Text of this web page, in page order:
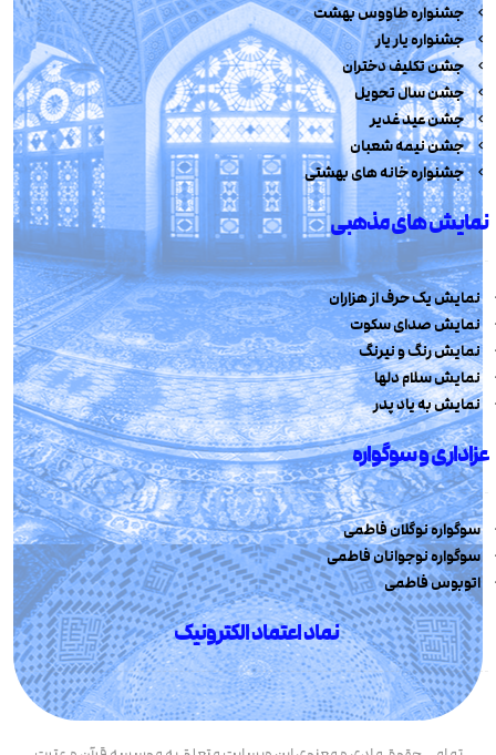
جشنواره طاووس بهشت
جشنواره یار یار
جشن تکلیف دختران
جشن سال تحویل
جشن عید غدیر
جشن نیمه شعبان
جشنواره خانه های بهشتی
نمایش های مذهبی
نمایش یک حرف از هزاران
نمایش صدای سکوت
نمایش رنگ و نیرنگ
نمایش سلام دلها
نمایش به یاد پدر
عزاداری و سوگواره
سوگواره نوگلان فاطمی
سوگواره نوجوانان فاطمی
اتوبوس فاطمی
نماد اعتماد الکترونیک